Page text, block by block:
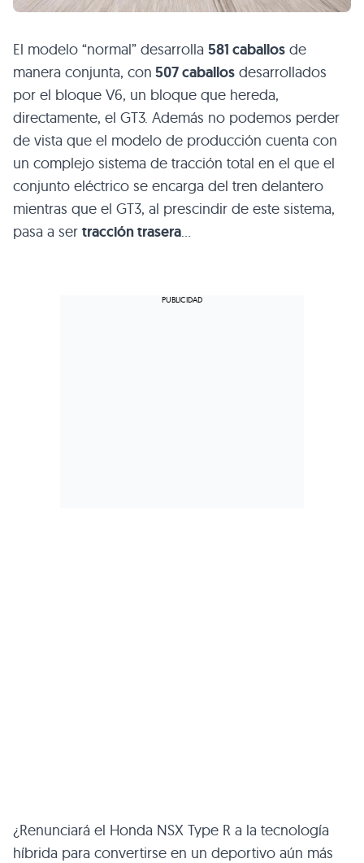
El modelo “normal” desarrolla 581 caballos de
manera conjunta, con 507 caballos desarrollados
por el bloque V6, un bloque que hereda,
directamente, el GT3. Además no podemos perder
de vista que el modelo de producción cuenta con
un complejo sistema de tracción total en el que el
conjunto eléctrico se encarga del tren delantero
mientras que el GT3, al prescindir de este sistema,
pasa a ser tracción trasera
¿Renunciará el Honda NSX Type R a la tecnología
híbrida para convertirse en un deportivo aún más